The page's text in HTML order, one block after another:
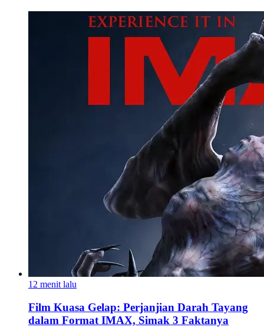
12 menit lalu
Film Kuasa Gelap: Perjanjian Darah Tayang
dalam Format IMAX, Simak 3 Faktanya